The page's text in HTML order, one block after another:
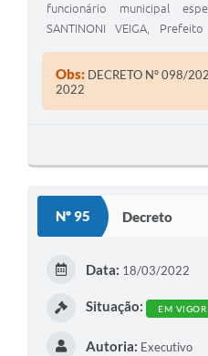
funcionário municipal
SANTINONI VEIGA,
legais de seu cargo.
Obs: DECRETO Nº 098/
2022
Nº 95 Decreto
Data: 18/03/2022
Situação: EM VIGOR
Autoria: Executivo